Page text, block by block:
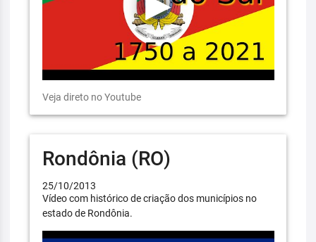
Veja direto no Youtube
Rondônia (RO)
25/10/2013
Vídeo com histórico de criação dos municípios no
estado de Rondônia.